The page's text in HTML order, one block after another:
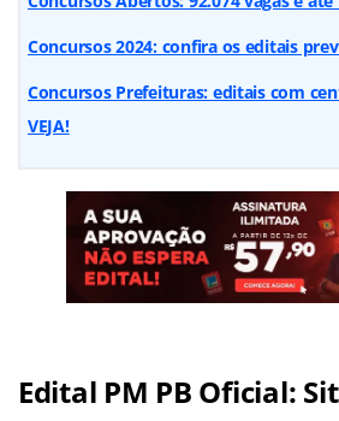
Concursos 2024: confira os editais
Concursos Prefeituras: editais com
VEJA!
Edital PM PB Oficial: